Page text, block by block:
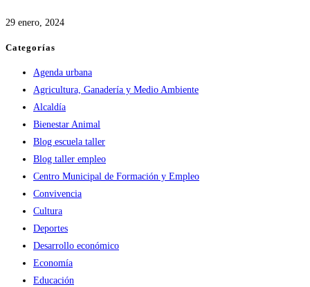
29 enero, 2024
Categorías
Agenda urbana
Agricultura, Ganadería y Medio Ambiente
Alcaldía
Bienestar Animal
Blog escuela taller
Blog taller empleo
Centro Municipal de Formación y Empleo
Convivencia
Cultura
Deportes
Desarrollo económico
Economía
Educación